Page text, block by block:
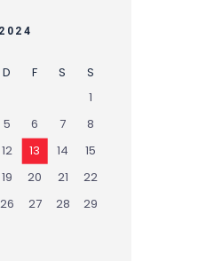
D F S
S
1
5 6 7
8
12 13 14
15
19 20 21
22
26 27 28
29